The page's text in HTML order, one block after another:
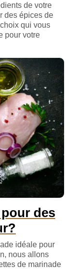
de votre
des épices de
qui vous
pour votre
des
idéale pour
nous allons
de marinade